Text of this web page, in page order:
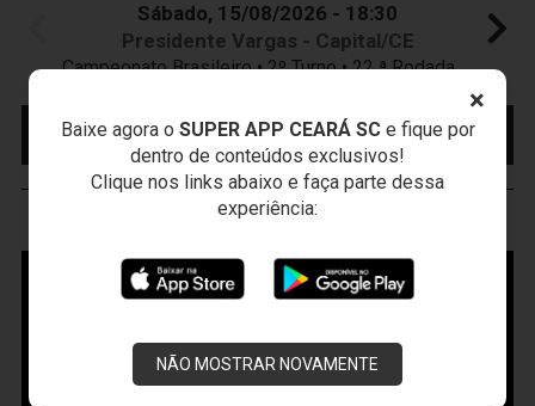
×
Baixe agora o SUPER APP CEARÁ SCe fique por
dentro de conteúdos exclusivos!
Clique nos links abaixo e faça parte dessa
experiência:
NÃO MOSTRAR NOVAMENTE
Sábado, 15/08/2026 - 18:30
Presidente Vargas - Capital/CE
Campeonato Brasileiro • 2º Turno • 22 ª Rodada
MAIS INFORMAÇÕES
COMPRE AQUI SEU
INGRESSO